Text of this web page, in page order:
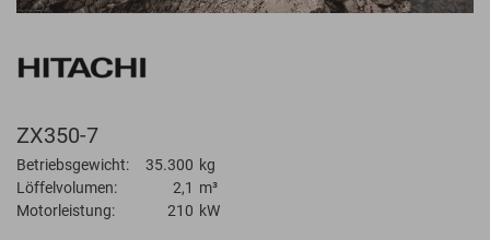
ZX350-7
Betriebsgewicht: 35.300 kg
Löffelvolumen:
2,1 m³
Motorleistung:
210 kW